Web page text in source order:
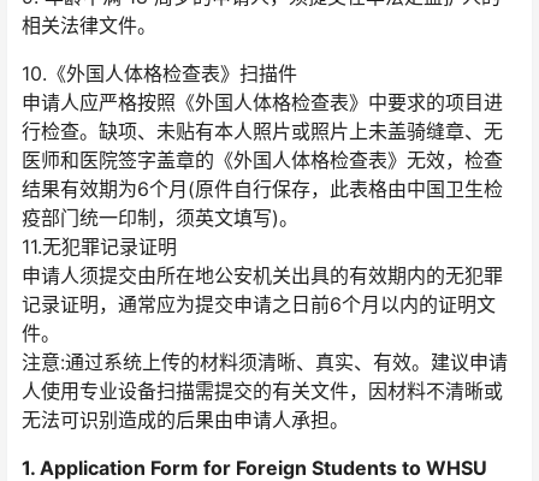
相关法律文件。
10.《外国人体格检查表》扫描件
申请人应严格按照《外国人体格检查表》中要求的项目进
行检查。缺项、未贴有本人照片或照片上未盖骑缝章、无
医师和医院签字盖章的《外国人体格检查表》无效，检查
结果有效期为6个月(原件自行保存，此表格由中国卫生检
疫部门统一印制，须英文填写)。
11.无犯罪记录证明
申请人须提交由所在地公安机关出具的有效期内的无犯罪
记录证明，通常应为提交申请之日前6个月以内的证明文
件。
注意:通过系统上传的材料须清晰、真实、有效。建议申请
人使用专业设备扫描需提交的有关文件，因材料不清晰或
无法可识别造成的后果由申请人承担。
1. Application Form for Foreign Students to WHSU